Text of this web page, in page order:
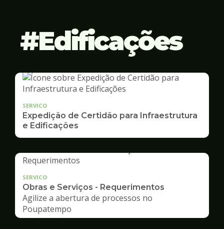
Edificações
SERVICO
Expedição de Certidão para Infraestrutura
e Edificações
SERVICO
Obras e Serviços - Requerimentos
Agilize a abertura de processos no
Poupatempo